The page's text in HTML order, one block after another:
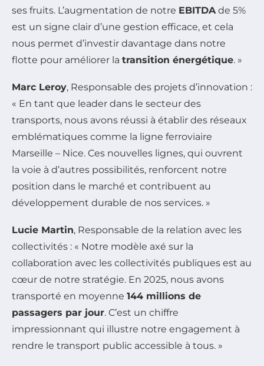
ses fruits. L’augmentation de notre EBITDAde 5%
est un signe clair d’une gestion efficace, et cela
nous permet d’investir davantage dans notre
flotte pour améliorer la transition énergétique. »
Marc Leroy, Responsable des projets d’innovation :
« En tant que leader dans le secteur des
transports, nous avons réussi à établir des réseaux
emblématiques comme la ligne ferroviaire
Marseille – Nice. Ces nouvelles lignes, qui ouvrent
la voie à d’autres possibilités, renforcent notre
position dans le marché et contribuent au
développement durable de nos services. »
Lucie Martin, Responsable de la relation avec les
collectivités : « Notre modèle axé sur la
collaboration avec les collectivités publiques est au
cœur de notre stratégie. En 2025, nous avons
transporté en moyenne 144 millions de
passagers par jour. C’est un chiffre
impressionnant qui illustre notre engagement à
rendre le transport public accessible à tous. »